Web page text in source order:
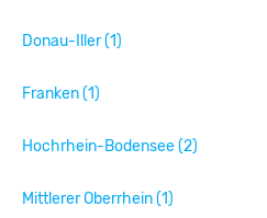
Donau-Iller (1)
Franken (1)
Hochrhein-Bodensee (2)
Mittlerer Oberrhein (1)